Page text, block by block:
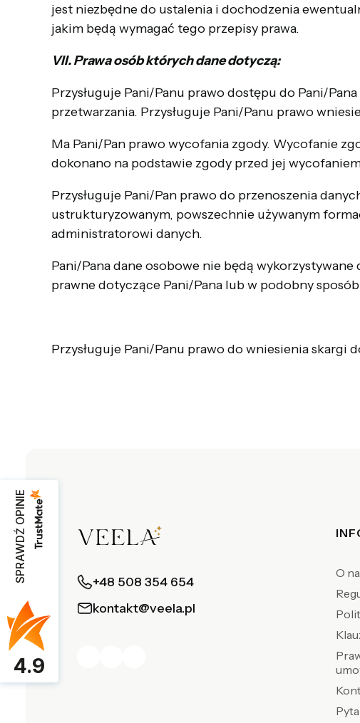
jest niezbędne do ustalenia i dochodzenia
jakim będą wymagać tego przepisy prawa.
VII. Prawa osób których dane dotyczą:
Przysługuje Pani/Panu prawo dostępu do Pani/
przetwarzania. Przysługuje Pani/Panu prawo
Ma Pani/Pan prawo wycofania zgody. Wycofanie
dokonano na podstawie zgody przed jej
Przysługuje Pani/Pan prawo do przenoszenia
ustrukturyzowanym, powszechnie używanym
administratorowi danych.
Pani/Pana dane osobowe nie będą
prawne dotyczące Pani/Pana lub w podobny
Przysługuje Pani/Panu prawo do wniesienia
+48 508 354 654
kontakt@veela.pl
O
SPRAWDŹ OPINIE
4.9